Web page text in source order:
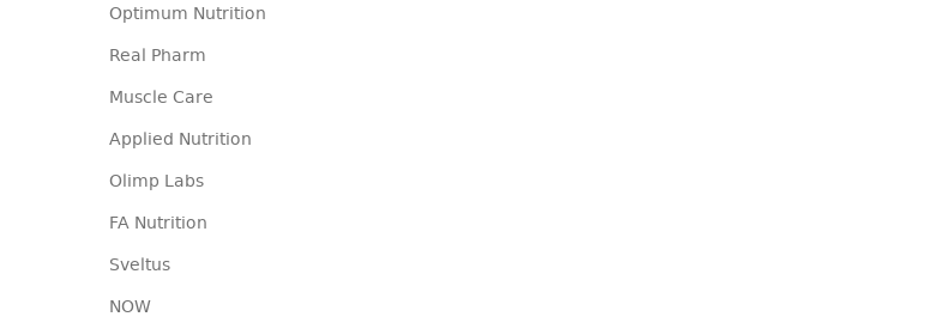
Optimum Nutrition
Real Pharm
Muscle Care
Applied Nutrition
Olimp Labs
FA Nutrition
Sveltus
NOW